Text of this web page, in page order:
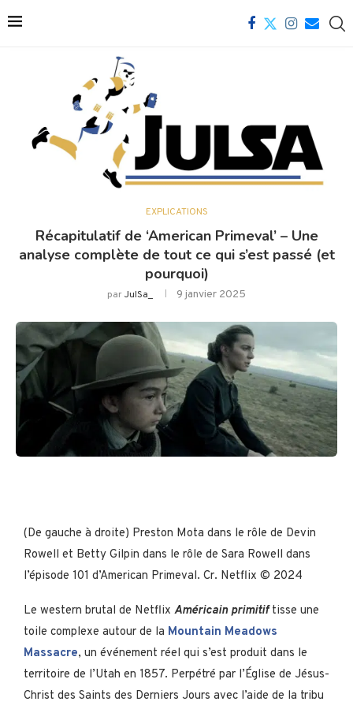
EXPLICATIONS
Récapitulatif de ‘American Primeval’ – Une
analyse complète de tout ce qui s’est passé (et
pourquoi)
parJulSa_ 9 janvier 2025
(De gauche à droite) Preston Mota dans le rôle de Devin
Rowell et Betty Gilpin dans le rôle de Sara Rowell dans
l’épisode 101 d’American Primeval. Cr. Netflix © 2024
Le western brutal de Netflix Américain primitiftisse une
toile complexe autour de la Mountain Meadows
Massacre, un événement réel qui s’est produit dans le
territoire de l’Utah en 1857. Perpétré par l’Église de Jésus-
Christ des Saints des Derniers Jours avec l’aide de la tribu